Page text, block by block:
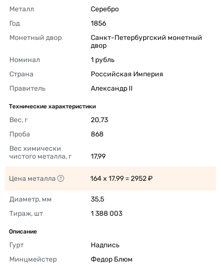
Металл
Серебро
Год
1856
Монетный двор
Санкт-Петербургский монетный
двор
Номинал
1 рубль
Страна
Российская Империя
Правитель
Александр II
Технические характеристики
Вес, г
20,73
Проба
868
Вес химически
чистого металла, г
17,99
Цена металла 164 x 17.99 = 2952 ₽
Диаметр, мм
35,5
Тираж, шт
1 388 003
Описание
Гурт
Надпись
Минцмейстер
Федор Блюм